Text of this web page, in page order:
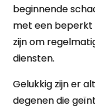
beginnende
met een beperkt
zijn om
diensten.
Gelukkig zijn er
degenen die